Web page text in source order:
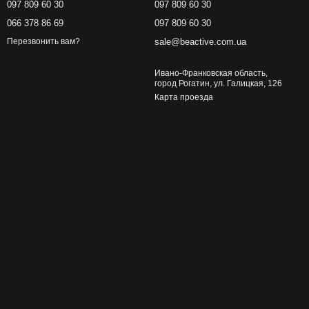
097 809 60 30
066 378 86 69
Перезвонить вам?
097 809 60 30
097 809 60 30
sale@beactive.com.ua
Ивано-Франковская область,
город Рогатин, ул. Галицкая, 126
Карта проезда